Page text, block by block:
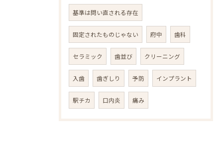
基準は問い直される存在
固定されたものじゃない 府中 歯科
セラミック 歯並び クリーニング
入歯 歯ぎしり 予防 インプラント
駅チカ 口内炎 痛み